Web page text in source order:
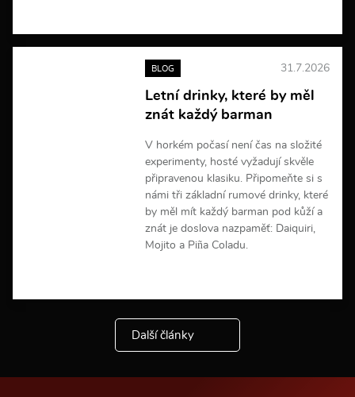
e
i
f
o
m
a
c
í
BLOG 31.7.2026
Letní drinky, které by měl
znát každý barman
V horkém počasí není čas na složité
experimenty, hosté vyžadují skvěle
připravenou klasiku. Připomeňte si s
námi tři základní rumové drinky, které
by měl mít každý barman pod kůží a
znát je doslova nazpaměť: Daiquiri,
Mojito a Piña Coladu.
e
i
n
o
Další články